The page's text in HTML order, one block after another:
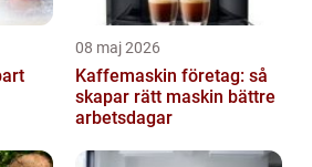
08 maj 2026
Kaffemaskin företag: så
skapar rätt maskin bättre
arbetsdagar